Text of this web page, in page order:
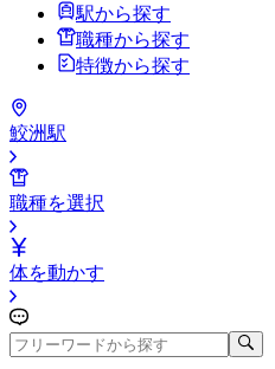
駅から探す
職種から探す
特徴から探す
鮫洲駅
職種を選択
体を動かす